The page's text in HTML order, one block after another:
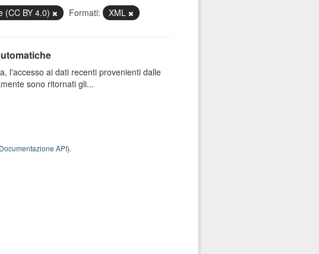
(CC BY 4.0)
Formati: XML
l'accesso ai dati recenti provenienti dalle
sono ritornati gli...
Documentazione API).